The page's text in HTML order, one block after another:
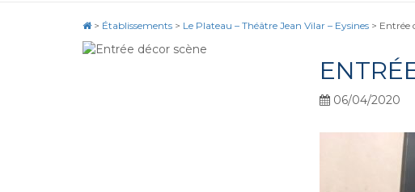
> Établissements > Le Plateau – Théâtre Jean Vilar – Eysines > Entrée
06/04/2020